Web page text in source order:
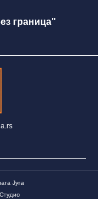
граница"
Југа